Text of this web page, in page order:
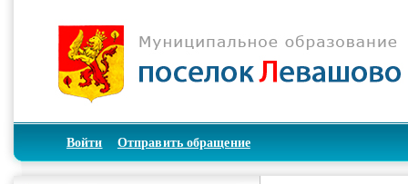
Войти Отправить обращение